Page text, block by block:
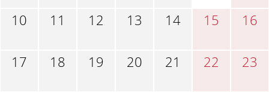
10 11 12 13 14 15 16
17 18 19 20 21 22 23